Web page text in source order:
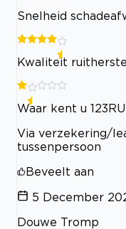
Snelheid
Kwaliteit
Waar kent u
Via verzekering/
tussenpersoon
Beveelt aan
5 December
Douwe Tromp